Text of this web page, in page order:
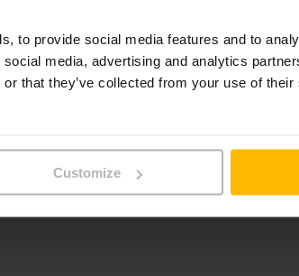
to provide social media features and to
media, advertising and analytics
that they’ve collected from your use of
Customize
kapcsolt
adatainak felhasználásával időt,
meg, valamint növelheti a
rendszer kezdőcsomagja,
és szoftverkiegészítőkkel rugalmasan